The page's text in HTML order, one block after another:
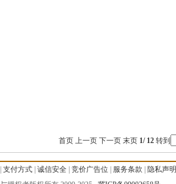
首页 上一页 下一页 末页 1/ 12 转到
支付方式| 诚信安全| 竞价广告位 服务条款 隐私声明